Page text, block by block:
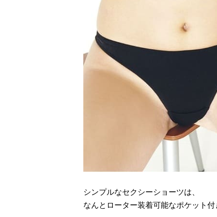
シンプルなセクシーショーツは、
なんとローター装着可能なポケット付